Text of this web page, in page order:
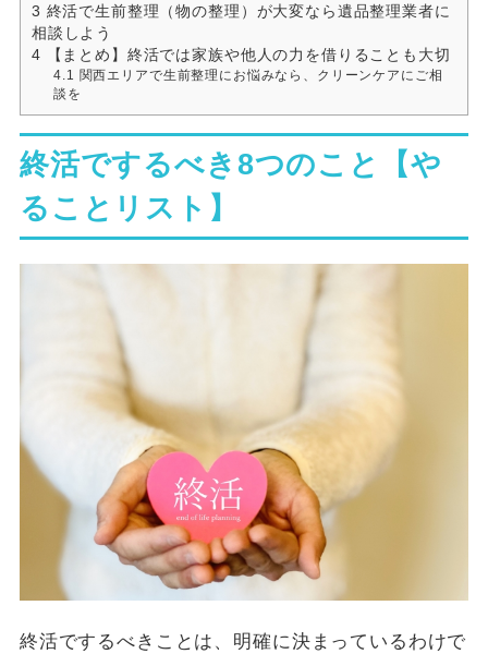
3 終活で生前整理（物の整理）が大変なら遺品整理業者に
相談しよう
4 【まとめ】終活では家族や他人の力を借りることも大切
4.1
関西エリアで生前整理にお悩みなら、クリーンケアにご相
談を
終活でするべき8つのこと【や
ることリスト】
終活でするべきことは、明確に決まっているわけで